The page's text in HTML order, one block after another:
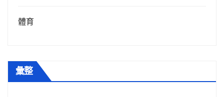
體育
彙整